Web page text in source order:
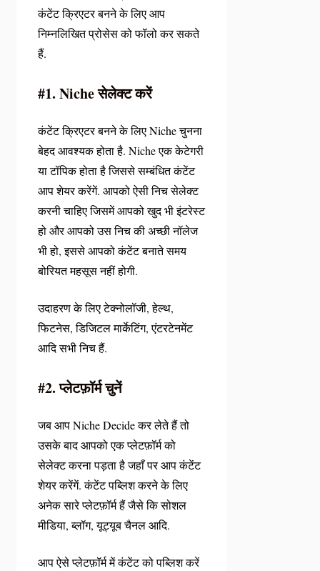
कंटेंट क्रिएटर बनने के लिए आप
निम्नलिखित प्रोसेस को फॉलो कर सकते
हैं.
#1. Niche सेलेक्ट करें
कंटेंट क्रिएटर बनने के लिए Niche चुनना
बेहद आवश्यक होता है. Niche एक केटेगरी
या टॉपिक होता है जिससे सम्बंधित कंटेंट
आप शेयर करेंगें. आपको ऐसी निच सेलेक्ट
करनी चाहिए जिसमें आपको खुद भी इंटरेस्ट
हो और आपको उस निच की अच्छी नॉलेज
भी हो, इससे आपको कंटेंट बनाते समय
बोरियत महसूस नहीं होगी.
उदाहरण के लिए टेक्नोलॉजी, हेल्थ,
फिटनेस, डिजिटल मार्केटिंग, एंटरटेनमेंट
आदि सभी निच हैं.
#2. प्लेटफ़ॉर्म चुनें
जब आप Niche Decide कर लेते हैं तो
उसके बाद आपको एक प्लेटफ़ॉर्म को
सेलेक्ट करना पड़ता है जहाँ पर आप कंटेंट
शेयर करेंगें. कंटेंट पब्लिश करने के लिए
अनेक सारे प्लेटफ़ॉर्म हैं जैसे कि सोशल
मीडिया, ब्लॉग, यूट्यूब चैनल आदि.
आप ऐसे प्लेटफ़ॉर्म में कंटेंट को पब्लिश करें